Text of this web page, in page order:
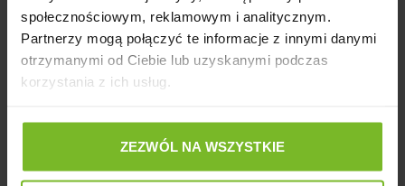
społecznościowym, reklamowym i analitycznym.
Partnerzy mogą połączyć te informacje z innymi danymi
otrzymanymi od Ciebie lub uzyskanymi podczas
korzystania z ich usług.
ZEZWÓL NA WSZYSTKIE
Opinie o produkcie: AQUAEL ŻARÓWKA HNS
Pytania i odpowiedzi (0)